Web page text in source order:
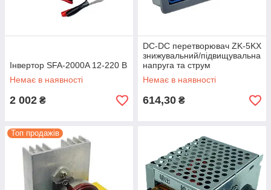
Інвертор SFA-2000A 12-220 В
Немає в наявності
2 002 ₴
DC-DC перетворювач ZK-5KX
знижувальний/підвищувальна
напруга та струм
Немає в наявності
614,30 ₴
Топ продажів